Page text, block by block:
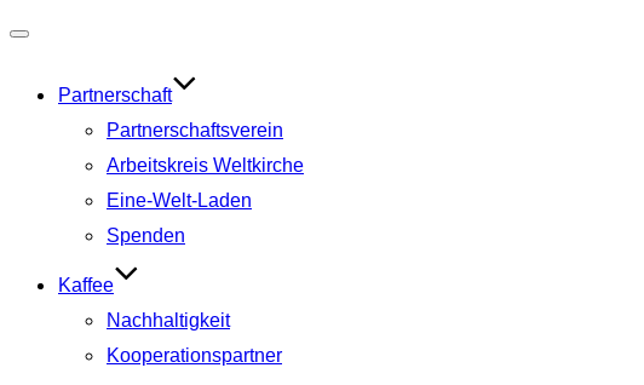
umschalten
Partnerschaft
Partnerschaftsverein
Arbeitskreis Weltkirche
Eine-Welt-Laden
Spenden
Kaffee
Nachhaltigkeit
Kooperationspartner